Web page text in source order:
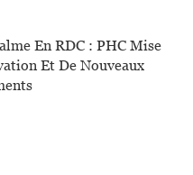
En RDC : PHC Mise
Et De Nouveaux